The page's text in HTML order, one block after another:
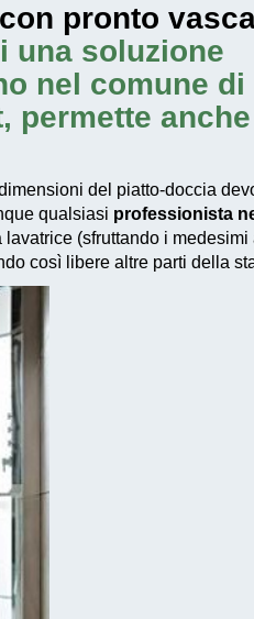
pronto
una soluzione
nel comune di
permette
del piatto-doccia
qualsiasi professionista
(sfruttando i medesimi
così libere altre parti della